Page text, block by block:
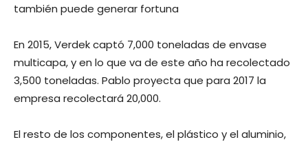
también puede generar fortuna
En 2015, Verdek captó 7,000 toneladas de envase
multicapa, y en lo que va de este año ha recolectado
3,500 toneladas. Pablo proyecta que para 2017 la
empresa recolectará 20,000.
El resto de los componentes, el plástico y el aluminio,